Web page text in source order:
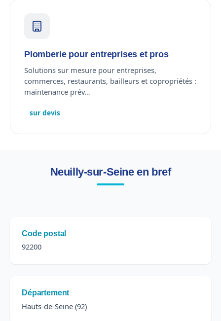
Plomberie pour entreprises et pros
Solutions sur mesure pour entreprises,
commerces, restaurants, bailleurs et copropriétés :
maintenance prév…
sur devis
Neuilly-sur-Seine en bref
Code postal
92200
Département
Hauts-de-Seine (92)